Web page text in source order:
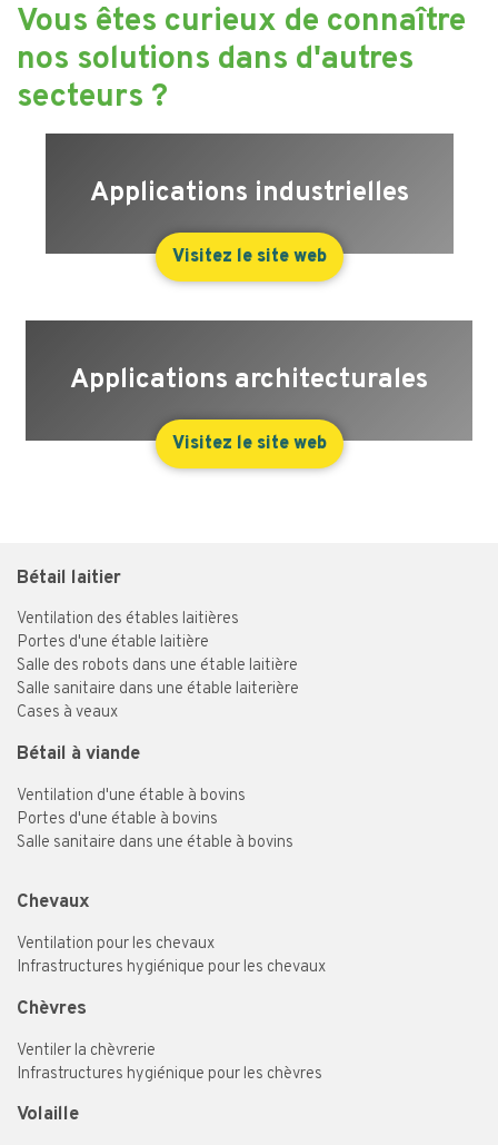
Vous êtes curieux de connaître
nos solutions dans d'autres
secteurs ?
Applications industrielles
Visitez le site web
Applications architecturales
Visitez le site web
Bétail laitier
Ventilation des étables laitières
Portes d'une étable laitière
Salle des robots dans une étable laitière
Salle sanitaire dans une étable laiterière
Cases à veaux
Bétail à viande
Ventilation d'une étable à bovins
Portes d'une étable à bovins
Salle sanitaire dans une étable à bovins
Chevaux
Ventilation pour les chevaux
Infrastructures hygiénique pour les chevaux
Chèvres
Ventiler la chèvrerie
Infrastructures hygiénique pour les chèvres
Volaille